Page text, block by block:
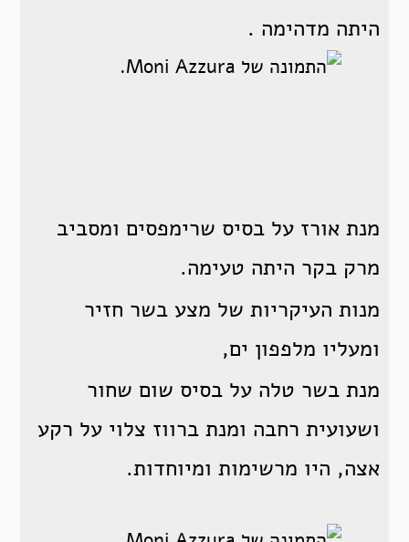
היתה מדהימה .
מנת אורז על בסיס שרימפסים ומסביב
מרק בקר היתה טעימה.
מנות העיקריות של מצע בשר חזיר
ומעליו מלפפון ים,
מנת בשר טלה על בסיס שום שחור
ושעועית רחבה ומנת ברווז צלוי על רקע
אצה, היו מרשימות ומיוחדות.